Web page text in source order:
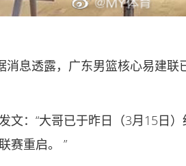
消息透露，广东男篮核心易建联
文：“大哥已于昨日（3月15日
赛重启。 ”